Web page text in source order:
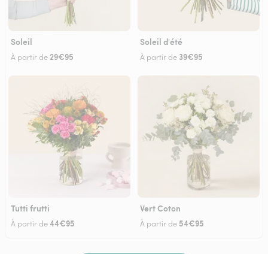
Soleil
À partir de 29€95
Soleil d'été
À partir de 39€95
Tutti frutti
À partir de44€95
Vert Coton
À partir de 54€95